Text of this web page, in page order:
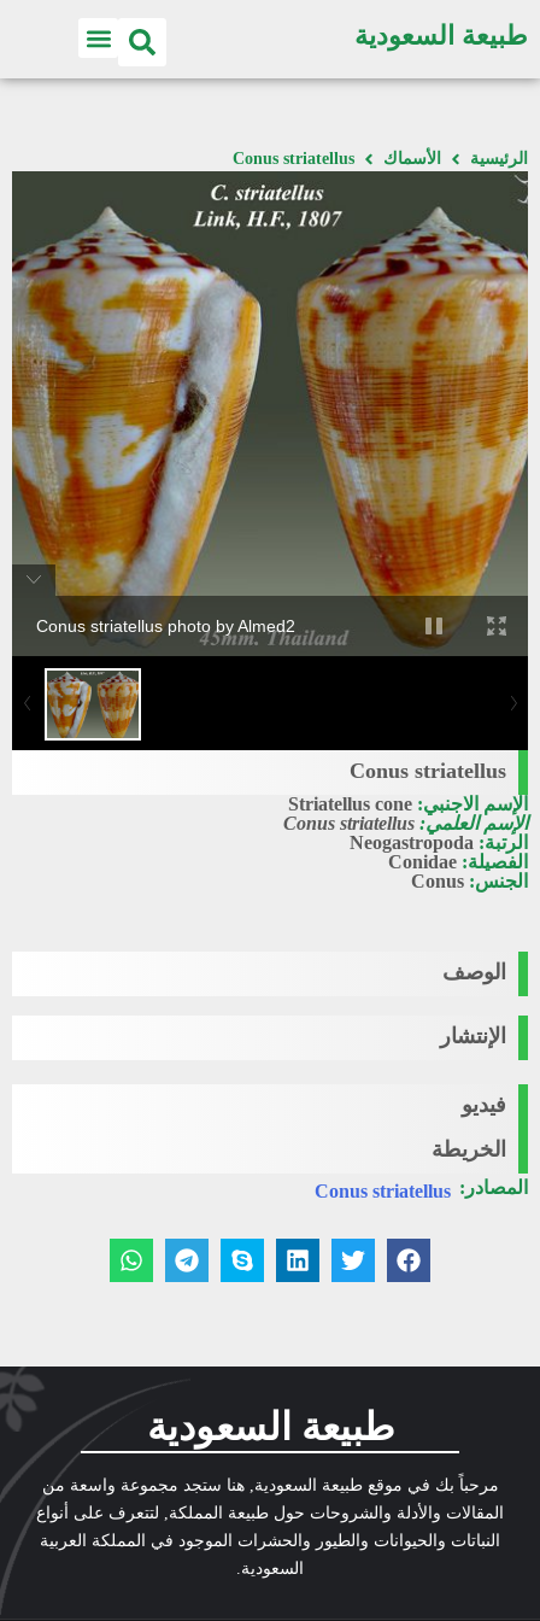
طبيعة السعودية
الرئيسية الأسماك Conus striatellus
Conus striatellus photo by Almed2
Conus striatellus
الإسم الاجنبي: Striatellus cone
الإسم العلمي: Conus striatellus
الرتبة: Neogastropoda
الفصيلة: Conidae
الجنس: Conus
الوصف
الإنتشار
فيديو
الخريطة
المصادر: Conus striatellus
طبيعة السعودية
مرحباً بك في موقع طبيعة السعودية, هنا ستجد مجموعة واسعة من
المقالات والأدلة والشروحات حول طبيعة المملكة, لتتعرف على أنواع
النباتات والحيوانات والطيور والحشرات الموجود في المملكة العربية
السعودية.